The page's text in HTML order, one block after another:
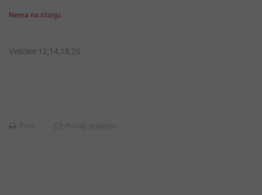
Nema na stanju
Veličine:12,14,18,20